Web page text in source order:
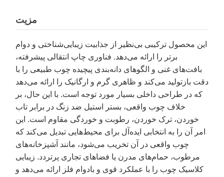
مزیت
این محصول ترکیبی بی‌نظیر از جذابیت زیبایی‌شناختی و دوام
برتر را ارائه می‌دهد. فناوری چاپ انتقالی پیشرفته،
بافت‌های غنی و الگوهای دانه‌بندی پیچیده چوب طبیعی را با
دقت بازتولید می‌کند و ظاهری گرم و ارگانیک را ارائه می‌دهد
که در طراحی داخلی بسیار مورد توجه است. با این حال، بر
خلاف چوب واقعی، بستر استیل ضد زنگ در برابر تاب
خوردن، ترک خوردن، رطوبت و خوردگی مقاوم است. این
امر آن را به انتخابی ایده‌آل برای محیط‌هایی تبدیل می‌کند که
چوب واقعی در آن تخریب می‌شود، مانند آشپزخانه‌های
مرطوب، حمام‌های مدرن یا فضاهای تجاری پرتردد. زیبایی
کلاسیک چوب را با عملکرد قوی و بادوام فلز ارائه می‌دهد و